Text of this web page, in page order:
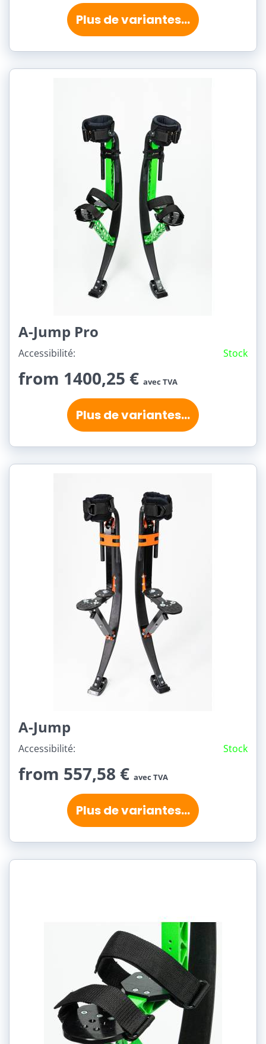
Plus de variantes...
A-Jump Pro
Accessibilité: Stock
from 1400,25 € avec TVA
Plus de variantes...
A-Jump
Accessibilité: Stock
from 557,58 € avec TVA
Plus de variantes...